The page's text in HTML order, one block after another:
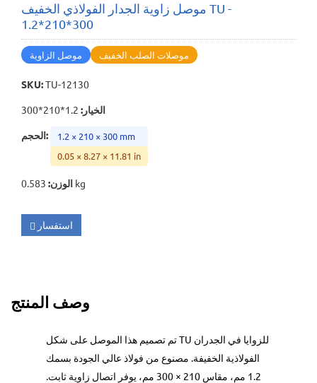
موصل زاوية الجدار الفولاذي الخفيف TU -
1.2*210*300
موصل الزاوية موصلات الصلب الخفيف
SKU:TU-12130
الخيار :
1.2*210*300
الحجم:
1.2 × 210 × 300 mm
0.05 × 8.27 × 11.81 in
الوزن: 0.583 kg
استفسار
وصف المنتج
تم تصميم هذا الموصل على شكل TU للزوايا في الجدران
الفولاذية الخفيفة. مصنوع من فولاذ عالي الجودة بسمك
1.2 مم، مقاس 210 × 300 مم، يوفر اتصال زاوية ثابت.